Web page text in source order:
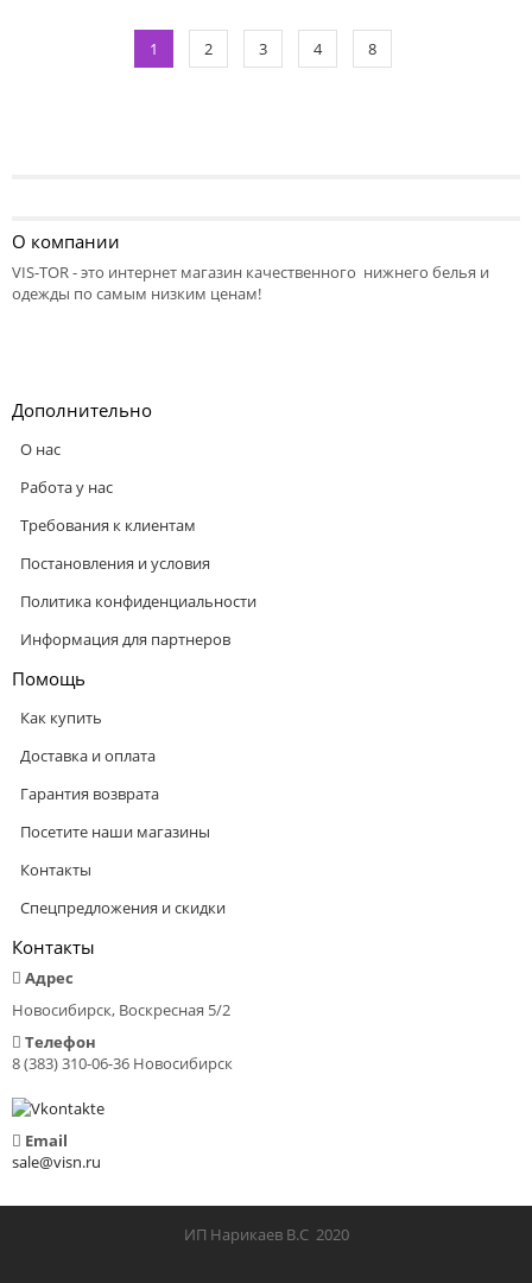
1 2 3 4 8
О компании
VIS-TOR - это интернет магазин качественного нижнего белья и
одежды по самым низким ценам!
Дополнительно
О нас
Работа у нас
Требования к клиентам
Постановления и условия
Политика конфиденциальности
Информация для партнеров
Помощь
Как купить
Доставка и оплата
Гарантия возврата
Посетите наши магазины
Контакты
Спецпредложения и скидки
Контакты
Адрес
Новосибирск, Воскресная 5/2
Телефон
8 (383) 310-06-36 Новосибирск
Email
sale@visn.ru
ИП Нарикаев В.С 2020